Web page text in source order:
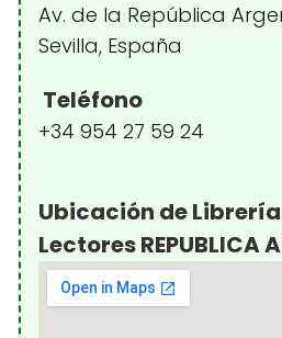
Av. de la República
Sevilla, España
Teléfono
+34 954 27 59 24
Ubicación de
Lectores REPUBLICA